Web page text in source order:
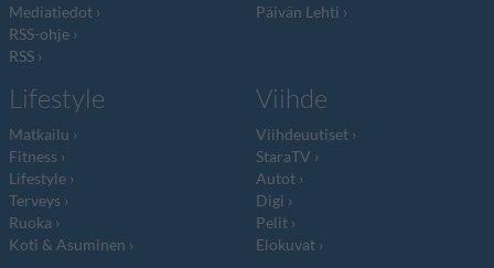
Mediatiedot
RSS-ohje
RSS
Päivän Lehti
Lifestyle
Matkailu
Fitness
Lifestyle
Terveys
Ruoka
Koti & Asuminen
Viihde
Viihdeuutiset
StaraTV
Autot
Digi
Pelit
Elokuvat